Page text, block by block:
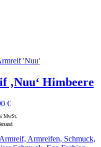
'Nuu'
‚Nuu‘ Himbeere
€
MwSt.